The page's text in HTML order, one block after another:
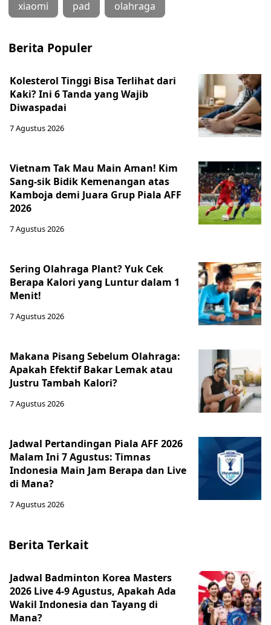
xiaomi pad olahraga
Berita Populer
Kolesterol Tinggi Bisa Terlihat dari
Kaki? Ini 6 Tanda yang Wajib
Diwaspadai
7 Agustus 2026
Vietnam Tak Mau Main Aman! Kim
Sang-sik Bidik Kemenangan atas
Kamboja demi Juara Grup Piala AFF
2026
7 Agustus 2026
Sering Olahraga Plant? Yuk Cek
Berapa Kalori yang Luntur dalam 1
Menit!
7 Agustus 2026
Makana Pisang Sebelum Olahraga:
Apakah Efektif Bakar Lemak atau
Justru Tambah Kalori?
7 Agustus 2026
Jadwal Pertandingan Piala AFF 2026
Malam Ini 7 Agustus: Timnas
Indonesia Main Jam Berapa dan Live
di Mana?
7 Agustus 2026
Berita Terkait
Jadwal Badminton Korea Masters
2026 Live 4-9 Agustus, Apakah Ada
Wakil Indonesia dan Tayang di
Mana?